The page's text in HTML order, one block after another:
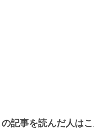
の記事を読んだ人は